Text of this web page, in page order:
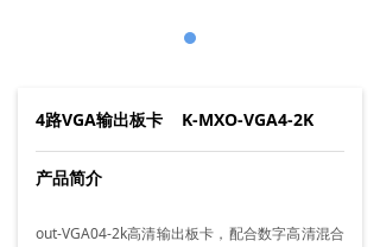
4路VGA输出板卡 K-MXO-VGA4-2K
产品简介
out-VGA04-2k高清输出板卡，配合数字高清混合